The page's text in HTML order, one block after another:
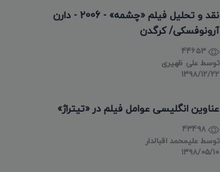
نقد و تحلیل فیلم «چشمه» - 2006 - دارن
آرونوفسکی/ کرگدن
توسطعلی ظهیری
۱۳۹۸/۱۲/۲۲
عناوین انگلیسی عوامل فیلم در «تیتراژ»
توسطعلیمحمد اقبالدار
۱۳۹۸/۰۵/۱۰